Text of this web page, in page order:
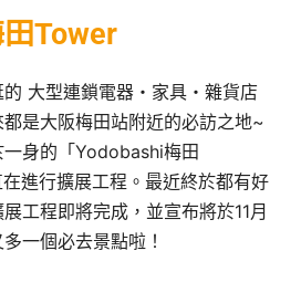
Tower
大型連鎖電器・家具・雜貨店
是大阪梅田站附近的必訪之地~
身的「Yodobashi梅田
進行擴展工程。最近終於都有好
工程即將完成，並宣布將於11月
一個必去景點啦！